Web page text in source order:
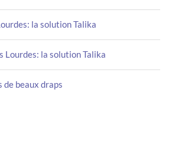
la solution Talika
Lourdes: la solution Talika
de beaux draps